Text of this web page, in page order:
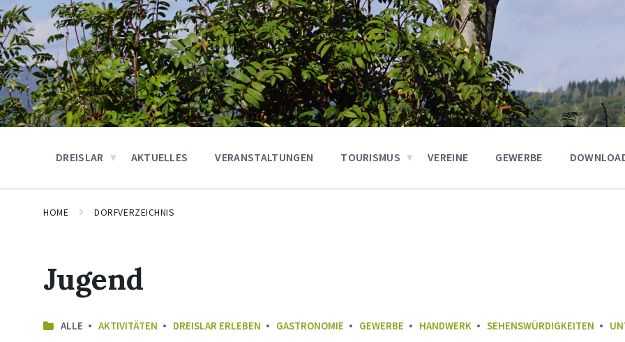
DREISLAR AKTUELLES VERANSTALTUNGEN TOURISMUS VEREINE GEWERBE
HOME DORFVERZEICHNIS
Jugend
ALLE AKTIVITÄTEN DREISLAR ERLEBEN GASTRONOMIE GEWERBE HANDWERK SEHENSWÜRDIGKEITEN